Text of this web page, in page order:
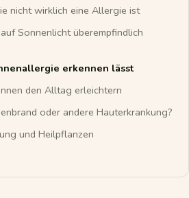
nicht wirklich eine Allergie ist
Sonnenlicht überempfindlich
erkennen lässt
den Alltag erleichtern
oder andere Hauterkrankung?
und Heilpflanzen